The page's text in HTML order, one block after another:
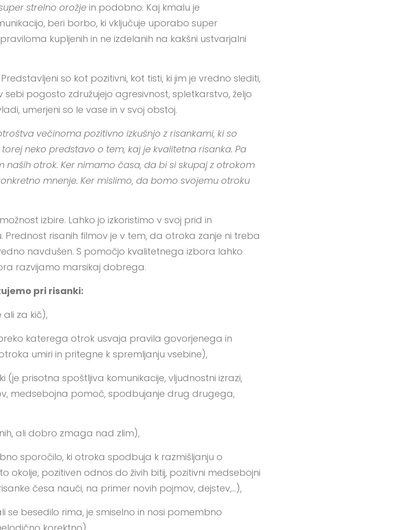
strelno orožje in podobno. Kaj kmalu je
beri borbo, ki vključuje uporabo super
kupljenih in ne izdelanih na kakšni ustvarjalni
so kot pozitivni, kot tisti, ki jim je vredno slediti,
pogosto združujejo agresivnost, spletkarstvo, željo
umerjeni so le vase in v svoj obstoj.
večinoma pozitivno izkušnjo z risankami, ki so
neko predstavo o tem, kaj je kvalitetna risanka. Pa
otrok. Ker nimamo časa, da bi si skupaj z otrokom
mnenje. Ker mislimo, da bomo svojemu otroku
izbire. Lahko jo izkoristimo v svoj prid in
risanih filmov je v tem, da otroka zanje ni treba
navdušen. S pomočjo kvalitetnega izbora lahko
razvijamo marsikaj dobrega.
pri risanki:
za kič),
katerega otrok usvaja pravila govorjenega in
umiri in pritegne k spremljanju vsebine),
(je prisotna spoštljiva komunikacije, vljudnostni izrazi,
medsebojna pomoč, spodbujanje drug drugega,
ali dobro zmaga nad zlim),
sporočilo, ki otroka spodbuja k razmišljanju o
okolje, pozitiven odnos do živih bitij, pozitivni medsebojni
česa nauči, na primer novih pojmov, dejstev,…),
besedilo rima, je smiselno in nosi pomembno